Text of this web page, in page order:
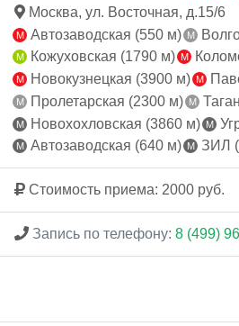
Москва, ул. Восточная, д.15/6
Автозаводская (550 м)
Кожуховская (1790 м)
Новокузнецкая (3900 м)
Пролетарская (2300 м)
Новохохловская (3860 м)
Автозаводская (640 м)
ЗИЛ
Стоимость приема: 2000 руб.
Запись по телефону: 8 (499)